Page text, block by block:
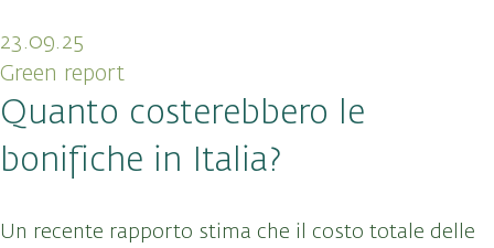
23.09.25
Green report
Quanto costerebbero le
bonifiche in Italia?
Un recente rapporto stima che il costo totale delle